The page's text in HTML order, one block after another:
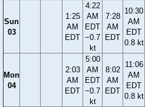
Sun
03
1:25
AM
EDT
4:22
AM
EDT
−0.7
kt
7:28
AM
EDT
10:30
AM
EDT
0.8 kt
Mon
04
2:03
AM
EDT
5:00
AM
EDT
−0.7
kt
8:02
AM
EDT
11:06
AM
EDT
0.8 kt